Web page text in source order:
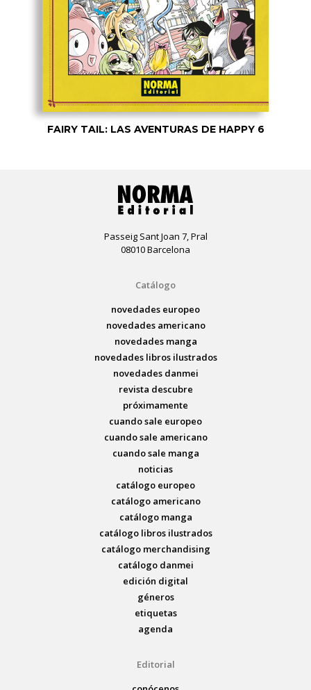
FAIRY TAIL: LAS AVENTURAS DE HAPPY 6
Passeig Sant Joan 7, Pral
08010 Barcelona
Catálogo
novedades europeo
novedades americano
novedades manga
novedades libros ilustrados
novedades danmei
revista descubre
próximamente
cuando sale europeo
cuando sale americano
cuando sale manga
noticias
catálogo europeo
catálogo americano
catálogo manga
catálogo libros ilustrados
catálogo merchandising
catálogo danmei
edición digital
géneros
etiquetas
agenda
Editorial